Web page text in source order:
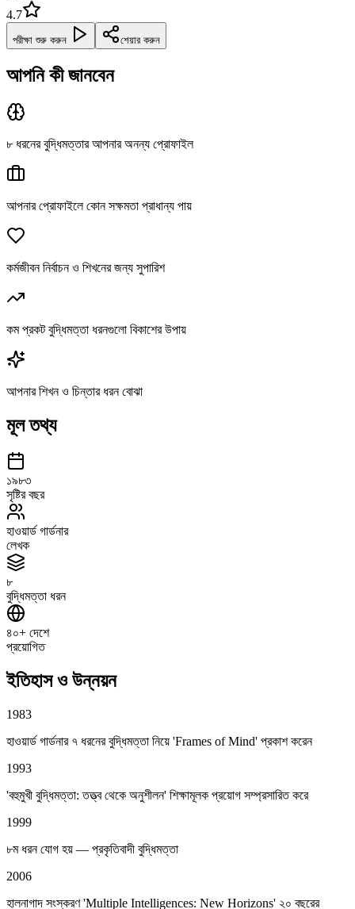
4.7
পরীক্ষা শুরু করুন শেয়ার করুন
আপনি কী জানবেন
৮ ধরনের বুদ্ধিমত্তার আপনার অনন্য প্রোফাইল
আপনার প্রোফাইলে কোন সক্ষমতা প্রাধান্য পায়
কর্মজীবন নির্বাচন ও শিখনের জন্য সুপারিশ
কম প্রকট বুদ্ধিমত্তা ধরনগুলো বিকাশের উপায়
আপনার শিখন ও চিন্তার ধরন বোঝা
মূল তথ্য
১৯৮৩
সৃষ্টির বছর
হাওয়ার্ড গার্ডনার
লেখক
৮
বুদ্ধিমত্তা ধরন
৪০+ দেশে
প্রয়োগিত
ইতিহাস ও উন্নয়ন
1983
হাওয়ার্ড গার্ডনার ৭ ধরনের বুদ্ধিমত্তা নিয়ে 'Frames of Mind' প্রকাশ করেন
1993
'বহুমুখী বুদ্ধিমত্তা: তত্ত্ব থেকে অনুশীলন' শিক্ষামূলক প্রয়োগ সম্প্রসারিত করে
1999
৮ম ধরন যোগ হয় — প্রকৃতিবাদী বুদ্ধিমত্তা
2006
হালনাগাদ সংস্করণ 'Multiple Intelligences: New Horizons' ২০ বছরের